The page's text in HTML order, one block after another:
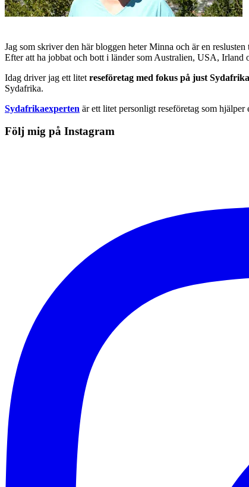
Jag som skriver den här bloggen heter Minna och är en
Efter att ha jobbat och bott i länder som Australien, USA, Irland
Idag driver jag ett litet reseföretag med fokus på just Sydafrika
Sydafrika.
Sydafrikaexperten är ett litet personligt reseföretag som
Följ mig på Instagram